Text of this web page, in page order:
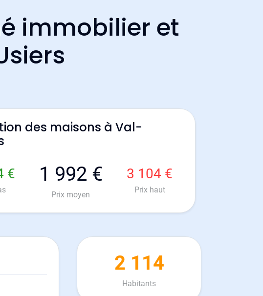
immobilier et
des maisons à Val-
€ 1 992 €
Prix moyen
3 104 €
Prix haut
2 114
Habitants